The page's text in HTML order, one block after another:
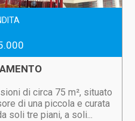
di circa 75 m², situato
di una piccola e curata
soli tre piani, a soli...